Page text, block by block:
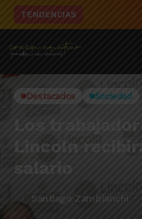
TENDENCIAS
Destacados Sociedad
Los
Lincoln
salario
Santiago Zambianchi